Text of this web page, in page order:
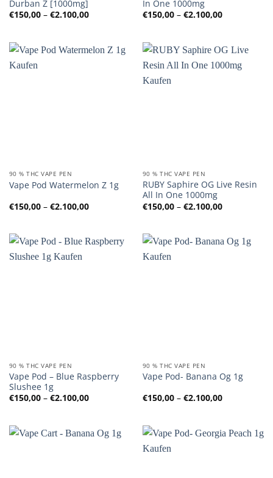
Durban Z [1000mg]
€150,00 – €2.100,00Preisspanne:
€150,00
In One 1000mg
€150,00 – €2.100,00
€150,00
90 % THC VAPE PEN
Vape Pod Watermelon Z 1g
€150,00 – €2.100,00Preisspanne:
€150,00
90 % THC VAPE PEN
RUBY Saphire OG Live Resin
All In One 1000mg
€150,00 – €2.100,00
€150,00
90 % THC VAPE PEN
Vape Pod – Blue Raspberry
Slushee 1g
€150,00 – €2.100,00Preisspanne:
€150,00
90 % THC VAPE PEN
Vape Pod- Banana Og 1g
€150,00 – €2.100,00
€150,00